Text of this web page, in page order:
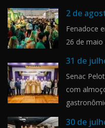
2 de
Fenadoce
26 de
31 de
Senac
com
30 de